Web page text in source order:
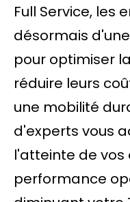
Full Service, les
désormais
pour optimiser
réduire leurs
une mobilité
d'experts vous
l'atteinte de vos
performance